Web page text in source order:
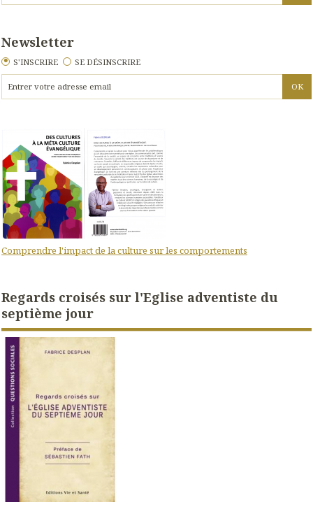
Newsletter
S'INSCRIRE SE DÉSINSCRIRE
Comprendre l'impact de la culture sur les comportements
Regards croisés sur l'Eglise adventiste du
septième jour